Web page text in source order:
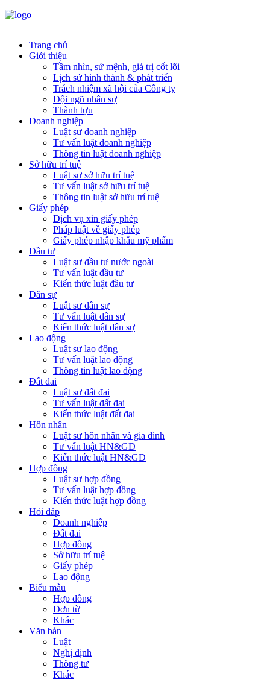
Trang chủ
Giới thiệu
Tầm nhìn, sứ mệnh, giá trị cốt lõi
Lịch sử hình thành & phát triển
Trách nhiệm xã hội của Công ty
Đội ngũ nhân sự
Thành tựu
Doanh nghiệp
Luật sư doanh nghiệp
Tư vấn luật doanh nghiệp
Thông tin luật doanh nghiệp
Sở hữu trí tuệ
Luật sư sở hữu trí tuệ
Tư vấn luật sở hữu trí tuệ
Thông tin luật sở hữu trí tuệ
Giấy phép
Dịch vụ xin giấy phép
Pháp luật về giấy phép
Giấy phép nhập khẩu mỹ phẩm
Đầu tư
Luật sư đầu tư nước ngoài
Tư vấn luật đầu tư
Kiến thức luật đầu tư
Dân sự
Luật sư dân sự
Tư vấn luật dân sự
Kiến thức luật dân sự
Lao động
Luật sư lao động
Tư vấn luật lao động
Thông tin luật lao động
Đất đai
Luật sư đất đai
Tư vấn luật đất đai
Kiến thức luật đất đai
Hôn nhân
Luật sư hôn nhân và gia đình
Tư vấn luật HN&GD
Kiến thức luật HN&GD
Hợp đồng
Luật sư hợp đồng
Tư vấn luật hợp đồng
Kiến thức luật hợp đồng
Hỏi đáp
Doanh nghiệp
Đất đai
Hợp đồng
Sở hữu trí tuệ
Giấy phép
Lao động
Biểu mẫu
Hợp đồng
Đơn từ
Khác
Văn bản
Luật
Nghị định
Thông tư
Khác